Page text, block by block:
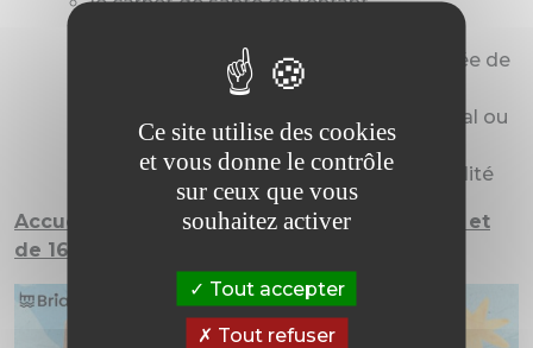
extra-scolaire (à fournir à chaque rentrée de
une attestation CAF du quotient familial ou
l’avis d’imposition
une photo d’identité de l’enfant de qualité
Accueil périscolaire payant de 7h00 à 8h40 et
de 16h20 à 18h00
Ce site utilise des cookies
et vous donne le contrôle
sur ceux que vous
souhaitez activer
Tout accepter
Tout refuser